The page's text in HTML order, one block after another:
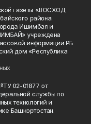
газеты «ВОСХОД
района.
Ишимбая и
учреждена
информации РБ
дом «Республика
02-01877 от
службы по
технологий и
Башкортостан.